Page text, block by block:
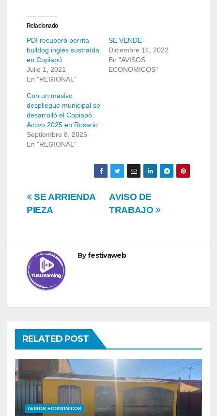
Relacionado
PDI recuperó perrita
bulldog inglés sustraída
en Copiapó
Julio 1, 2021
En "REGIONAL"
SE VENDE
Diciembre 14, 2022
En "AVISOS
ECONOMICOS"
Con un masivo
despliegue municipal se
desarrolló el Copiapó
Activo 2025 en Rosario
Septiembre 8, 2025
En "REGIONAL"
NavegaciónAVISO DE
TRABAJO
SE ARRIENDA
PIEZA
Byfestivaweb
RELATED POST
AVISOS ECONOMICOS